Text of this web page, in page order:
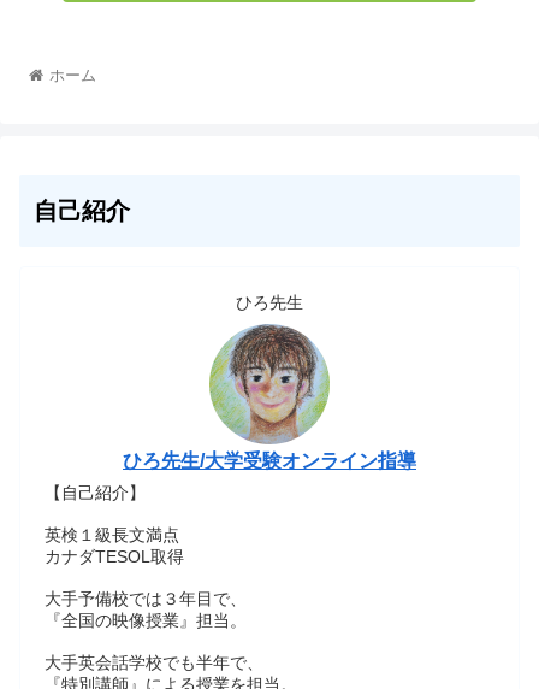
ホーム
自己紹介
ひろ先生
ひろ先生/大学受験オンライン指導
【自己紹介】
英検１級長文満点
カナダTESOL取得
大手予備校では３年目で、
『全国の映像授業』担当。
大手英会話学校でも半年で、
『特別講師』による授業を担当。